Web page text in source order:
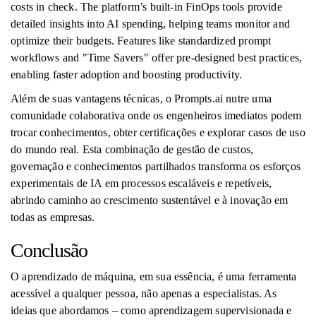
costs in check. The platform’s built-in FinOps tools provide
detailed insights into AI spending, helping teams monitor and
optimize their budgets. Features like standardized prompt
workflows and "Time Savers" offer pre-designed best practices,
enabling faster adoption and boosting productivity.
Além de suas vantagens técnicas, o Prompts.ai nutre uma
comunidade colaborativa onde os engenheiros imediatos podem
trocar conhecimentos, obter certificações e explorar casos de uso
do mundo real. Esta combinação de gestão de custos,
governação e conhecimentos partilhados transforma os esforços
experimentais de IA em processos escaláveis ​​e repetíveis,
abrindo caminho ao crescimento sustentável e à inovação em
todas as empresas.
Conclusão
O aprendizado de máquina, em sua essência, é uma ferramenta
acessível a qualquer pessoa, não apenas a especialistas. As
ideias que abordamos – como aprendizagem supervisionada e